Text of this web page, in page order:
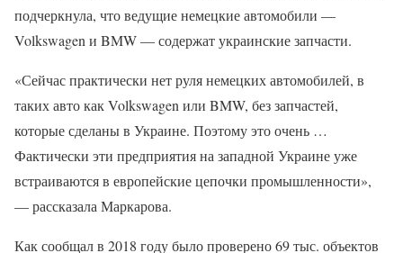
подчеркнула, что ведущие немецкие автомобили —
Volkswagen и BMW — содержат украинские запчасти.
«Сейчас практически нет руля немецких автомобилей, в
таких авто как Volkswagen или BMW, без запчастей,
которые сделаны в Украине. Поэтому это очень …
Фактически эти предприятия на западной Украине уже
встраиваются в европейские цепочки промышленности»,
— рассказала Маркарова.
Как сообщал в 2018 году было проверено 69 тыс. объектов